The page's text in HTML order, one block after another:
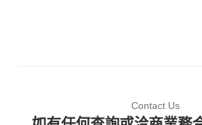
Contact Us